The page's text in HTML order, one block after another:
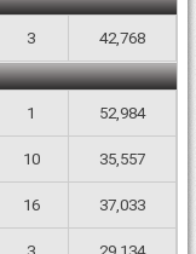
3 42,768
1 52,984
10 35,557
16 37,033